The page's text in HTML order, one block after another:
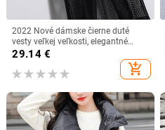
2022 Nové dámske čierne duté
vesty veľkej veľkosti, elegantné
kancelárske štíhle kabáty, letné dlhé
29.14€
add_shopping_cart